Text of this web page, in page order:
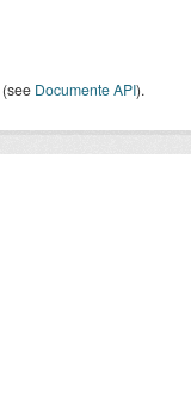
(see Documente API).